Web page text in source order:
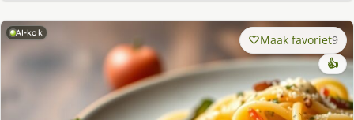
AI-kok Maak favoriet9
👍